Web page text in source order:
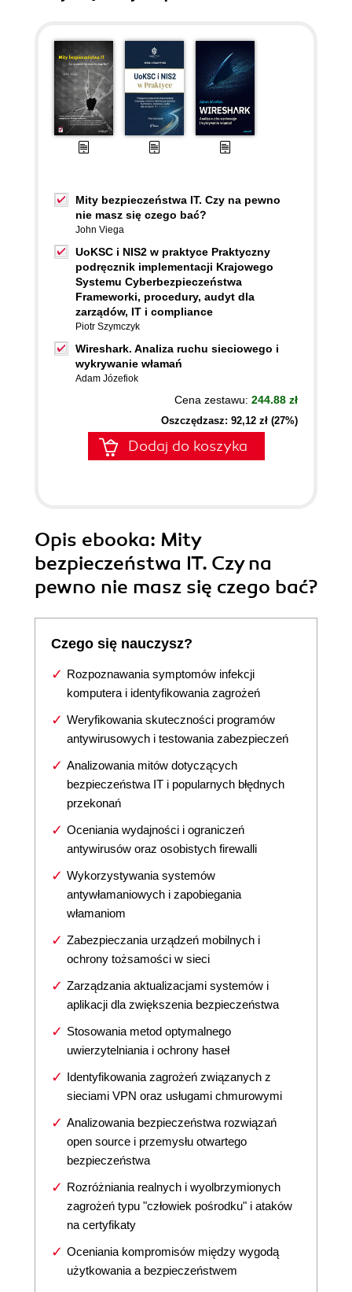
Mity bezpieczeństwa IT. Czy na pewno
nie masz się czego bać?
John Viega
UoKSC i NIS2 w praktyce Praktyczny
podręcznik implementacji Krajowego
Systemu Cyberbezpieczeństwa
Frameworki, procedury, audyt dla
zarządów, IT i compliance
Piotr Szymczyk
Wireshark. Analiza ruchu sieciowego i
wykrywanie włamań
Adam Józefiok
Cena zestawu: 244.88 zł
Oszczędzasz: 92,12 zł (27%)
Dodaj do koszyka
Opis ebooka: Mity
bezpieczeństwa IT. Czy na
pewno nie masz się czego bać?
Czego się nauczysz?
Rozpoznawania symptomów infekcji
komputera i identyfikowania zagrożeń
Weryfikowania skuteczności programów
antywirusowych i testowania zabezpieczeń
Analizowania mitów dotyczących
bezpieczeństwa IT i popularnych błędnych
przekonań
Oceniania wydajności i ograniczeń
antywirusów oraz osobistych firewalli
Wykorzystywania systemów
antywłamaniowych i zapobiegania
włamaniom
Zabezpieczania urządzeń mobilnych i
ochrony tożsamości w sieci
Zarządzania aktualizacjami systemów i
aplikacji dla zwiększenia bezpieczeństwa
Stosowania metod optymalnego
uwierzytelniania i ochrony haseł
Identyfikowania zagrożeń związanych z
sieciami VPN oraz usługami chmurowymi
Analizowania bezpieczeństwa rozwiązań
open source i przemysłu otwartego
bezpieczeństwa
Rozróżniania realnych i wyolbrzymionych
zagrożeń typu "człowiek pośrodku" i ataków
na certyfikaty
Oceniania kompromisów między wygodą
użytkowania a bezpieczeństwem